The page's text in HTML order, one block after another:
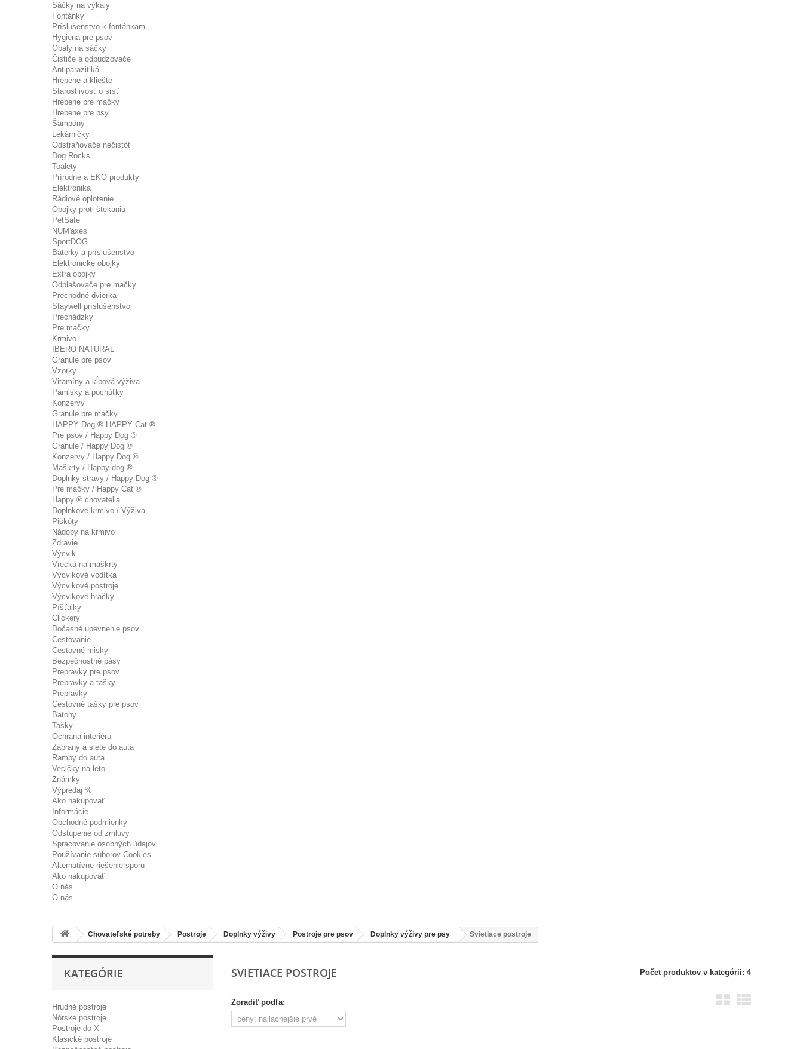
Sáčky na výkaly
Fontánky
Príslušenstvo k fontánkam
Hygiena pre psov
Obaly na sáčky
Čističe a odpudzovače
Antiparazitiká
Hrebene a kliešte
Starostlivosť o srsť
Hrebene pre mačky
Hrebene pre psy
Šampóny
Lekárničky
Odstraňovače nečistôt
Dog Rocks
Toalety
Prírodné a EKO produkty
Elektronika
Rádiové oplotenie
Obojky proti štekaniu
PetSafe
NUM'axes
SportDOG
Baterky a príslušenstvo
Elektronické obojky
Extra obojky
Odplašovače pre mačky
Prechodné dvierka
Staywell príslušenstvo
Prechádzky
Pre mačky
Krmivo
IBERO NATURAL
Granule pre psov
Vzorky
Vitamíny a kĺbová výživa
Pamlsky a pochúťky
Konzervy
Granule pre mačky
HAPPY Dog ® HAPPY Cat ®
Pre psov / Happy Dog ®
Granule / Happy Dog ®
Konzervy / Happy Dog ®
Maškrty / Happy dog ®
Doplnky stravy / Happy Dog ®
Pre mačky / Happy Cat ®
Happy ® chovatelia
Doplnkové krmivo / Výživa
Piškóty
Nádoby na krmivo
Zdravie
Výcvik
Vrecká na maškrty
Výcvikové vodítka
Výcvikové postroje
Výcvikové hračky
Píšťalky
Clickery
Dočasné upevnenie psov
Cestovanie
Cestovné misky
Bezpečnostné pásy
Prepravky pre psov
Prepravky a tašky
Prepravky
Cestovné tašky pre psov
Batohy
Tašky
Ochrana interiéru
Zábrany a siete do auta
Rampy do auta
Vecičky na leto
Známky
Výpredaj %
Ako nakupovať
Informácie
Obchodné podmienky
Odstúpenie od zmluvy
Spracovanie osobných údajov
Používanie súborov Cookies
Alternatívne riešenie sporu
Ako nakupovať
O nás
O nás
Chovateľské potreby Postroje Doplnky výživy Postroje pre psov Doplnky výživy pre psy Svietiace postroje
KATEGÓRIE
Hrudné postroje
Nórske postroje
Postroje do X
Klasické postroje
SVIETIACE POSTROJE Počet produktov v kategórii: 4
Zoradiť podľa: